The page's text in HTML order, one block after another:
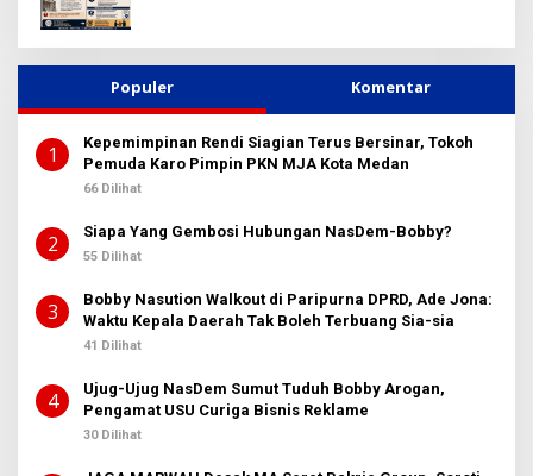
Populer Komentar
1
Kepemimpinan Rendi Siagian Terus Bersinar, Tokoh
Pemuda Karo Pimpin PKN MJA Kota Medan
66 Dilihat
2 Siapa Yang Gembosi Hubungan NasDem-Bobby?
55 Dilihat
3
Bobby Nasution Walkout di Paripurna DPRD, Ade Jona:
Waktu Kepala Daerah Tak Boleh Terbuang Sia-sia
41 Dilihat
4
Ujug-Ujug NasDem Sumut Tuduh Bobby Arogan,
Pengamat USU Curiga Bisnis Reklame
30 Dilihat